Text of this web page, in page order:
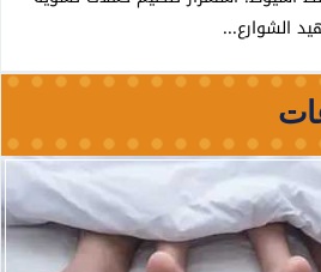
الشوارع...